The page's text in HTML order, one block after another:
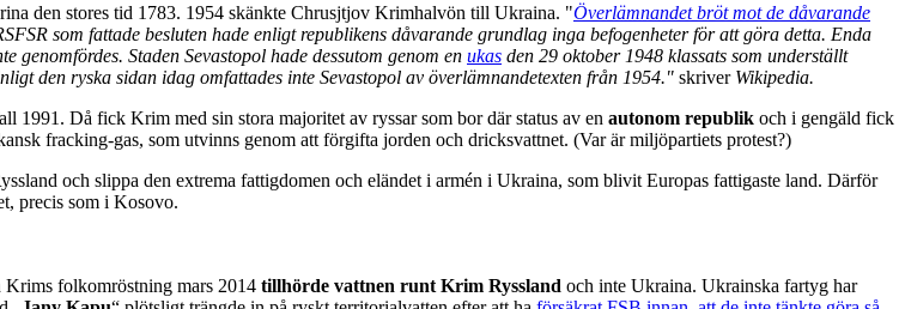
den stores tid 1783. 1954 skänkte Chrusjtjov Krimhalvön till Ukraina. "Överlämnandet bröt mot de dåvarande
som fattade besluten hade enligt republikens dåvarande grundlag inga befogenheter för att göra detta. Enda
Staden Sevastopol hade dessutom genom en ukas den 29 oktober 1948 klassats som underställt
den ryska sidan idag omfattades inte Sevastopol av överlämnandetexten från 1954." skriver Wikipedia.
Då fick Krim med sin stora majoritet av ryssar som bor där status av en autonom republik och i gengäld fick
fracking-gas, som utvinns genom att förgifta jorden och dricksvattnet. (Var är miljöpartiets protest?)
och slippa den extrema fattigdomen och eländet i armén i Ukraina, som blivit Europas fattigaste land. Därför
precis som i Kosovo.
Krims folkomröstning mars 2014 tillhörde vattnen runt Krim Ryssland och inte Ukraina. Ukrainska fartyg har